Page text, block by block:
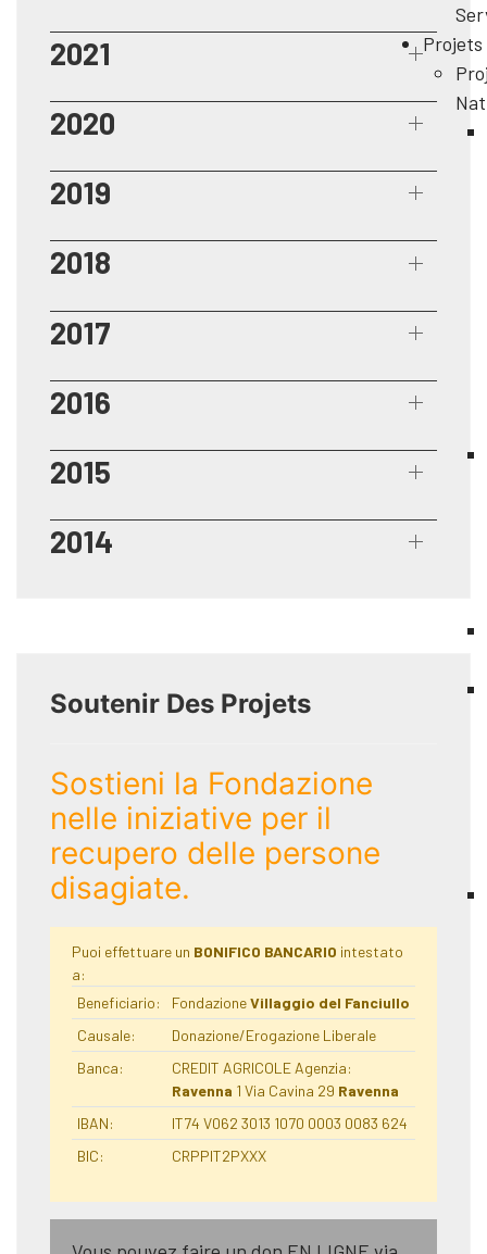
Projets
2021
2020
2019
2018
2017
2016
2015
2014
Soutenir Des Projets
Sostieni la Fondazione
nelle iniziative per il
recupero delle persone
disagiate.
Puoi effettuare un BONIFICO BANCARIO intestato
a:
Beneficiario:
FondazioneVillaggio del Fanciullo
Causale:
Donazione/Erogazione Liberale
Banca:
CREDIT AGRICOLE Agenzia:
Ravenna 1 Via Cavina 29 Ravenna
IBAN:
IT74 V062 3013 1070 0003 0083 624
BIC:
CRPPIT2PXXX